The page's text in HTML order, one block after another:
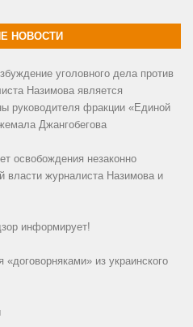
НОВОСТИ
уголовного дела против
Назимова является
руководителя фракции «Единой
Джангобегова
освобождения незаконно
власти журналиста Назимова и
информирует!
из украинского